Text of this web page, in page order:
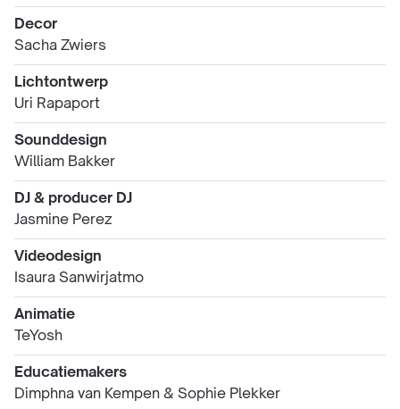
Decor
Sacha Zwiers
Lichtontwerp
Uri Rapaport
Sounddesign
William Bakker
DJ & producer DJ
Jasmine Perez
Videodesign
Isaura Sanwirjatmo
Animatie
TeYosh
Educatiemakers
Dimphna van Kempen & Sophie Plekker